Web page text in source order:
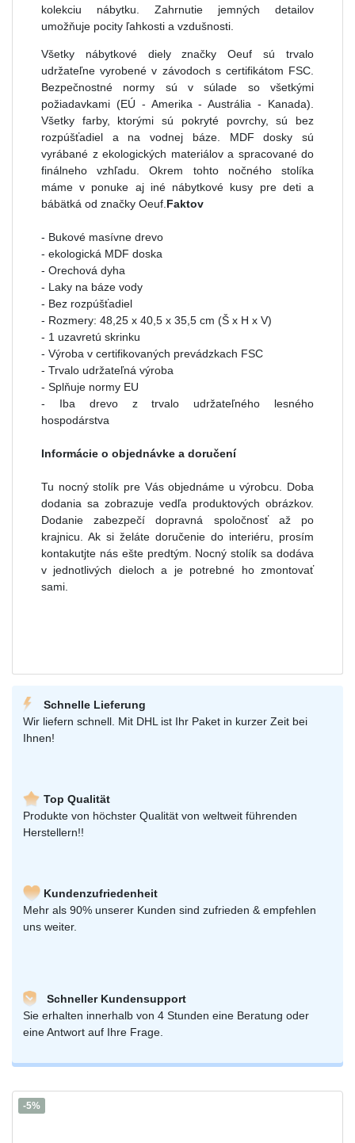
kolekciu nábytku. Zahrnutie jemných detailov
umožňuje pocity ľahkosti a vzdušnosti.
Všetky nábytkové diely značky Oeuf sú trvalo
udržateľne vyrobené v závodoch s certifikátom FSC.
Bezpečnostné normy sú v súlade so všetkými
požiadavkami (EÚ - Amerika - Austrália - Kanada).
Všetky farby, ktorými sú pokryté povrchy, sú bez
rozpúšťadiel a na vodnej báze. MDF dosky sú
vyrábané z ekologických materiálov a spracované do
finálneho vzhľadu. Okrem tohto nočného stolíka
máme v ponuke aj iné nábytkové kusy pre deti a
bábätká od značky Oeuf. Faktov
- Bukové masívne drevo
- ekologická MDF doska
- Orechová dyha
- Laky na báze vody
- Bez rozpúšťadiel
- Rozmery: 48,25 x 40,5 x 35,5 cm (Š x H x V)
- 1 uzavretú skrinku
- Výroba v certifikovaných prevádzkach FSC
- Trvalo udržateľná výroba
- Splňuje normy EU
- Iba drevo z trvalo udržateľného lesného
hospodárstva
Informácie o objednávke a doručení
Tu nocný stolík pre Vás objednáme u výrobcu. Doba
dodania sa zobrazuje vedľa produktových obrázkov.
Dodanie zabezpečí dopravná spoločnosť až po
krajnicu. Ak si želáte doručenie do interiéru, prosím
kontakutjte nás ešte predtým. Nocný stolík sa dodáva
v jednotlivých dieloch a je potrebné ho zmontovať
sami.
Schnelle Lieferung
Wir liefern schnell. Mit DHL ist Ihr Paket in kurzer Zeit bei
Ihnen!
Top Qualität
Produkte von höchster Qualität von weltweit führenden
Herstellern!!
Kundenzufriedenheit
Mehr als 90% unserer Kunden sind zufrieden & empfehlen
uns weiter.
Schneller Kundensupport
Sie erhalten innerhalb von 4 Stunden eine Beratung oder
eine Antwort auf Ihre Frage.
-5%